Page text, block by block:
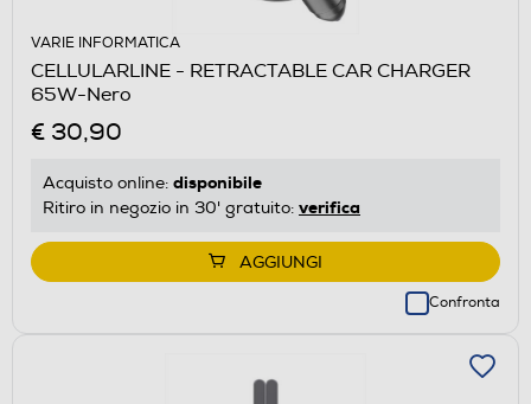
VARIE INFORMATICA
CELLULARLINE - RETRACTABLE CAR CHARGER
65W-Nero
€ 30,90
Acquisto online: disponibile
Ritiro in negozio in 30' gratuito: verifica
AGGIUNGI
Confronta